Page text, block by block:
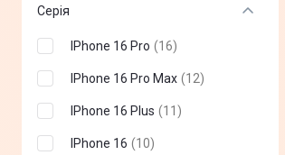
Серія
IPhone 16 Pro (16)
IPhone 16 Pro Max (12)
IPhone 16 Plus (11 )
IPhone 16 (10)